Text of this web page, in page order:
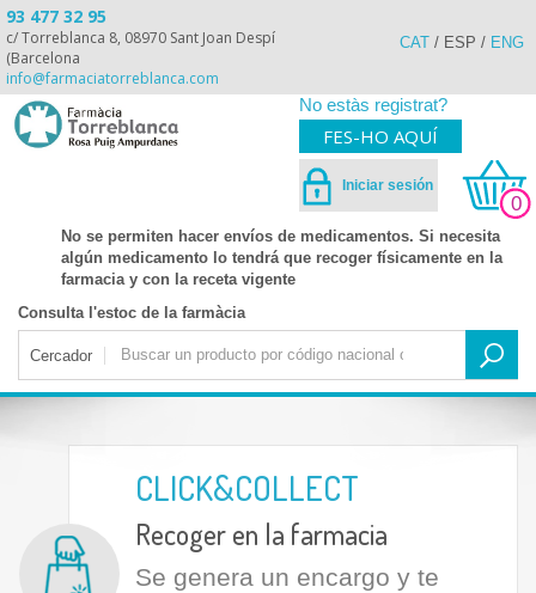
93 477 32 95
c/ Torreblanca 8, 08970 Sant Joan Despí
(Barcelona
info@farmaciatorreblanca.com
CAT / ESP / ENG
No estàs registrat?
FES-HO AQUÍ
Iniciar sesión
0
No se permiten hacer envíos de medicamentos. Si necesita
algún medicamento lo tendrá que recoger físicamente en la
farmacia y con la receta vigente
Consulta l'estoc de la farmàcia
Cercador
CLICK&COLLECT
Recoger en la farmacia
Se genera un encargo y te